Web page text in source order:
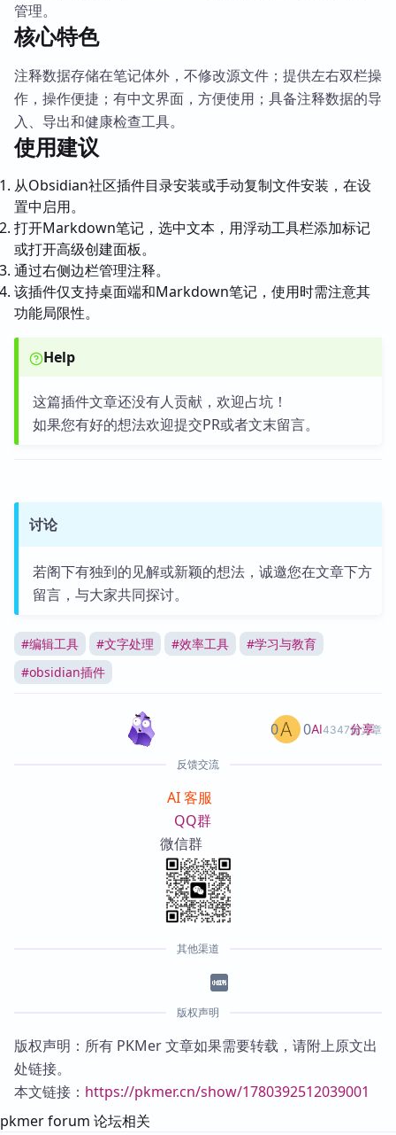
管理。
核心特色
注释数据存储在笔记体外，不修改源文件；提供左右双栏操
作，操作便捷；有中文界面，方便使用；具备注释数据的导
入、导出和健康检查工具。
使用建议
从Obsidian社区插件目录安装或手动复制文件安装，在设
置中启用。
打开Markdown笔记，选中文本，用浮动工具栏添加标记
或打开高级创建面板。
通过右侧边栏管理注释。
该插件仅支持桌面端和Markdown笔记，使用时需注意其
功能局限性。
Help
这篇插件文章还没有人贡献，欢迎占坑！
如果您有好的想法欢迎提交PR或者文末留言。
讨论
若阁下有独到的见解或新颖的想法，诚邀您在文章下方
留言，与大家共同探讨。
#编辑工具 #文字处理 #效率工具 #学习与教育
#obsidian插件
AI4347篇文章
0 0 分享
反馈交流
AI 客服
QQ群
微信群
其他渠道
版权声明
版权声明：所有 PKMer 文章如果需要转载，请附上原文出
处链接。
本文链接： https://pkmer.cn/show/1780392512039001
pkmer forum 论坛相关